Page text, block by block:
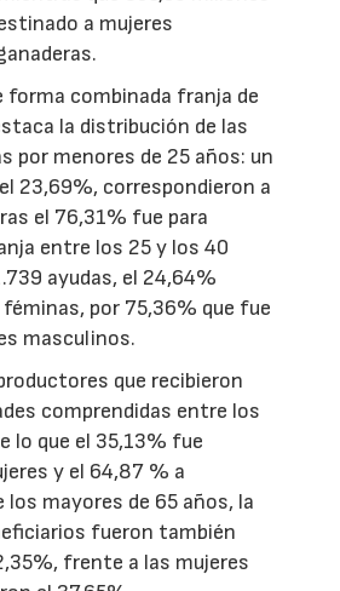
a mujeres
forma combinada franja de
la distribución de las
por menores de 25 años: un
23,69%, correspondieron a
el 76,31% fue para
entre los 25 y los 40
ayudas, el 24,64%
por 75,36% que fue
masculinos.
que recibieron
comprendidas entre los
lo que el 35,13% fue
y el 64,87 % a
los mayores de 65 años, la
fueron también
frente a las mujeres